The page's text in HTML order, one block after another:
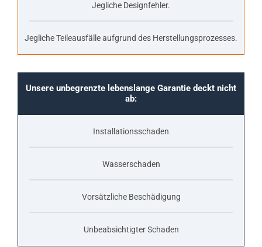
Jegliche Designfehler.
Jegliche Teileausfälle aufgrund des Herstellungsprozesses.
Unsere unbegrenzte lebenslange Garantie deckt nicht
ab:
Installationsschaden
Wasserschaden
Vorsätzliche Beschädigung
Unbeabsichtigter Schaden